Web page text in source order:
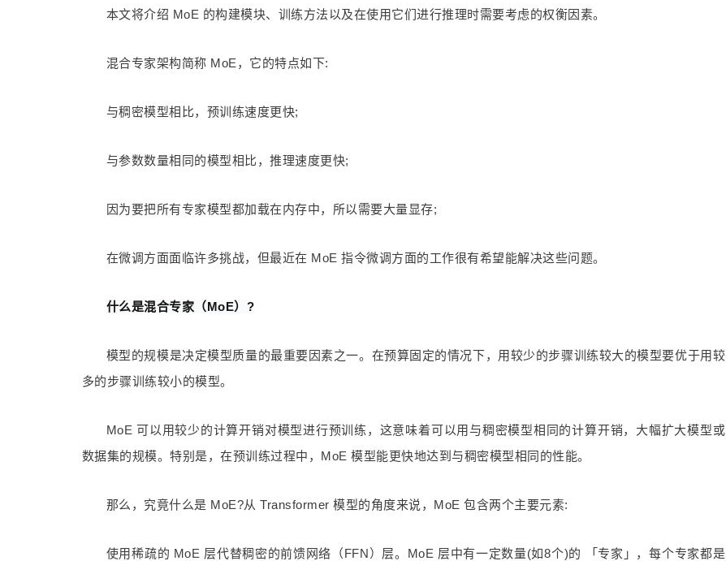
本文将介绍 MoE 的构建模块、训练方法以及在使用它们进行推理时需要考虑的权衡因素。
混合专家架构简称 MoE，它的特点如下:
与稠密模型相比，预训练速度更快;
与参数数量相同的模型相比，推理速度更快;
因为要把所有专家模型都加载在内存中，所以需要大量显存;
在微调方面面临许多挑战，但最近在 MoE 指令微调方面的工作很有希望能解决这些问题。
什么是混合专家（MoE）?
模型的规模是决定模型质量的最重要因素之一。在预算固定的情况下，用较少的步骤训练较大的模型要优于用较
多的步骤训练较小的模型。
MoE 可以用较少的计算开销对模型进行预训练，这意味着可以用与稠密模型相同的计算开销，大幅扩大模型或
数据集的规模。特别是，在预训练过程中，MoE 模型能更快地达到与稠密模型相同的性能。
那么，究竟什么是 MoE?从 Transformer 模型的角度来说，MoE 包含两个主要元素:
使用稀疏的 MoE 层代替稠密的前馈网络（FFN）层。MoE 层中有一定数量(如8个)的 「专家」，每个专家都是